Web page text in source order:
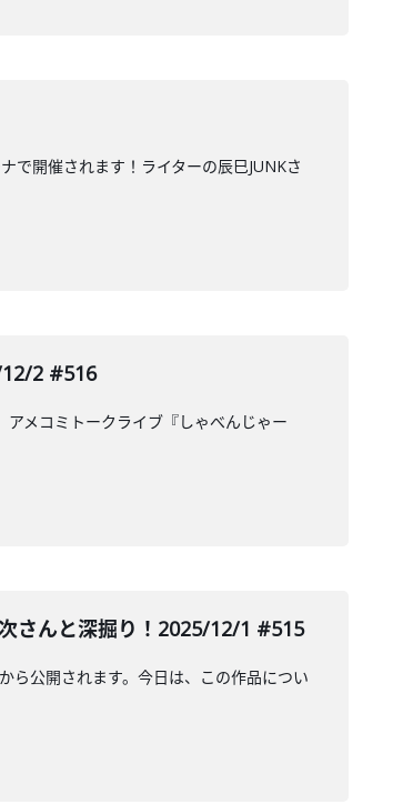
で開催されます！ライターの辰巳JUNKさ
12/2 #516
メコミトークライブ『しゃべんじゃー
さんと深掘り！2025/12/1 #515
ら公開されます。今日は、この作品につい